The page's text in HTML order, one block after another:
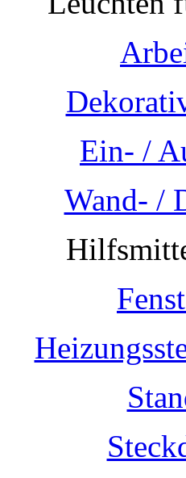
Ein- /
Wand- /